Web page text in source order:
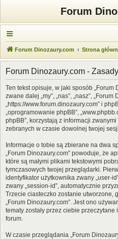
Forum
Forum Dinozaury.com Strona
Forum Dinozaury.com -
Ten tekst opisuje, w jaki sposób „Forum
zwane dalej „my”, „nas”, „nasz”, „Forum
„https://www.forum.dinozaury.com” i
„oprogramowanie phpBB”,
phpBB”, korzystają z informacji
zebranych w czasie dowolnej twojej
Informacje o tobie są zbierane na dwa
„Forum Dinozaury.com” powoduje, że
które są małymi plikami tekstowymi
tymczasowych twojej przeglądarki.
identyfikator użytkownika zwany „user-
zwany „session-id”, automatycznie
Trzecie ciasteczko zostanie utworzone,
„Forum Dinozaury.com”. Jest ono
tematy zostały przez ciebie
forum.
W czasie przeglądania „Forum